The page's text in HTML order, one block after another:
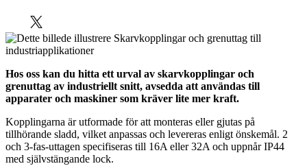
Hos oss kan du hitta ett urval av skarvkopplingar och
grenuttag av industriellt snitt, avsedda att användas till
apparater och maskiner som kräver lite mer kraft.
Kopplingarna är utformade för att monteras eller gjutas på
tillhörande sladd, vilket anpassas och levereras enligt önskemål. 2
och 3-fas-uttagen specifiseras till 16A eller 32A och uppnår IP44
med självstängande lock.